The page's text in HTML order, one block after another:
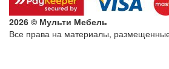
2026 © Мульти Мебель
Все права на материалы,